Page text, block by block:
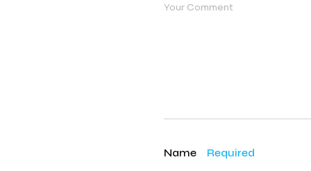
Name Required